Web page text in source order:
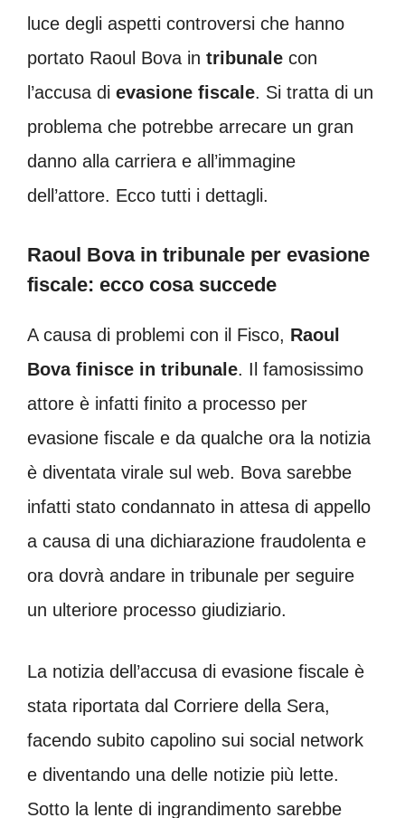
luce degli aspetti controversi che hanno
portato Raoul Bova in tribunale con
l’accusa di evasione fiscale. Si tratta di un
problema che potrebbe arrecare un gran
danno alla carriera e all’immagine
dell’attore. Ecco tutti i dettagli.
Raoul Bova in tribunale per evasione
fiscale: ecco cosa succede
A causa di problemi con il Fisco, Raoul
Bova finisce in tribunale. Il famosissimo
attore è infatti finito a processo per
evasione fiscale e da qualche ora la notizia
è diventata virale sul web. Bova sarebbe
infatti stato condannato in attesa di appello
a causa di una dichiarazione fraudolenta e
ora dovrà andare in tribunale per seguire
un ulteriore processo giudiziario.
La notizia dell’accusa di evasione fiscale è
stata riportata dal Corriere della Sera,
facendo subito capolino sui social network
e diventando una delle notizie più lette.
Sotto la lente di ingrandimento sarebbe